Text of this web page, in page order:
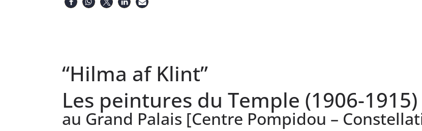
“Hilma af Klint”
Les peintures du Temple (1906-1915)
au Grand Palais [Centre Pompidou –